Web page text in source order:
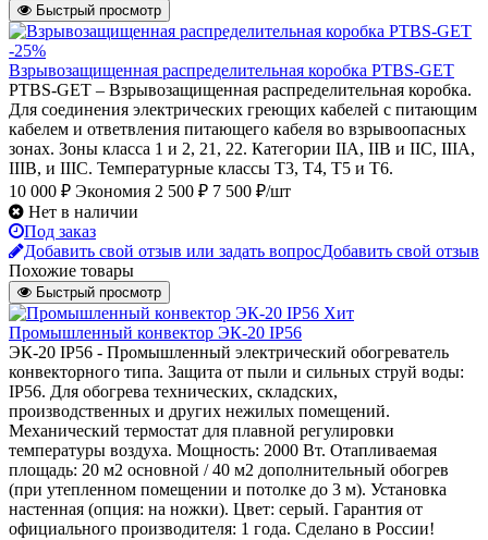
Быстрый просмотр
-25%
Взрывозащищенная распределительная коробка PTBS-GET
PTBS-GET – Взрывозащищенная распределительная коробка.
Для соединения электрических греющих кабелей с питающим
кабелем и ответвления питающего кабеля во взрывоопасных
зонах. Зоны класса 1 и 2, 21, 22. Категории IIA, IIB и IIC, IIIA,
IIIB, и IIIC. Температурные классы Т3, Т4, Т5 и Т6.
10 000 ₽ Экономия 2 500 ₽ 7 500 ₽/шт
Нет в наличии
Под заказ
Добавить свой отзыв или задать вопросДобавить свой отзыв
Похожие товары
Быстрый просмотр
Хит
Промышленный конвектор ЭК-20 IP56
ЭК-20 IP56 - Промышленный электрический обогреватель
конвекторного типа. Защита от пыли и сильных струй воды:
IP56. Для обогрева технических, складских,
производственных и других нежилых помещений.
Механический термостат для плавной регулировки
температуры воздуха. Мощность: 2000 Вт. Отапливаемая
площадь: 20 м2 основной / 40 м2 дополнительный обогрев
(при утепленном помещении и потолке до 3 м). Установка
настенная (опция: на ножки). Цвет: серый. Гарантия от
официального производителя: 1 года. Сделано в России!